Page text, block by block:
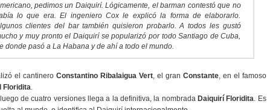
pedimos un Daiquirí. Lógicamente, el barman contestó que no
lo que era. El ingeniero Cox le explicó la forma de elaborarlo.
clientes del bar también quisieron probarlo. A todos les gustó
y muy pronto el Daiquirí se popularizó por todo Santiago de Cuba,
donde pasó a La Habana y de ahí a todo el mundo.
el cantinero Constantino Ribalaigua Vert, el gran Constante, en el famoso
Floridita.
de cuatro versiones llega a la definitiva, la nombrada Daiquirí Floridita. Es